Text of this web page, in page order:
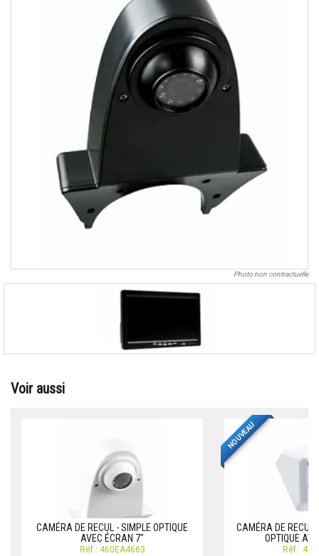
Photo non contractuelle
Voir aussi
CAMÉRA DE RECUL - SIMPLE OPTIQUE
AVEC ÉCRAN 7"
Réf.: 460EA4663
NOUVEAU
CAMÉRA DE RECUL
OPTIQUE
Réf.: